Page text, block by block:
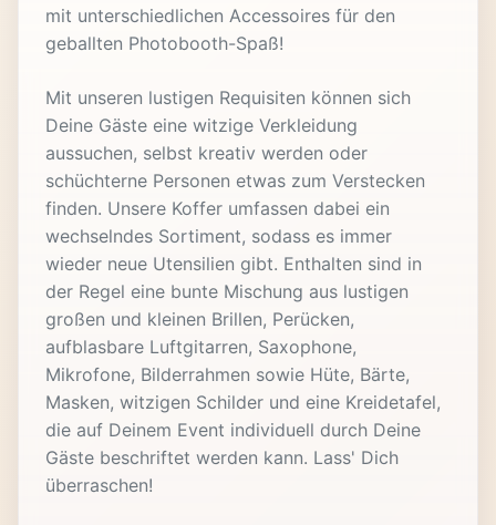
mit unterschiedlichen Accessoires für den
geballten Photobooth-Spaß!
Mit unseren lustigen Requisiten können sich
Deine Gäste eine witzige Verkleidung
aussuchen, selbst kreativ werden oder
schüchterne Personen etwas zum Verstecken
finden. Unsere Koffer umfassen dabei ein
wechselndes Sortiment, sodass es immer
wieder neue Utensilien gibt. Enthalten sind in
der Regel eine bunte Mischung aus lustigen
großen und kleinen Brillen, Perücken,
aufblasbare Luftgitarren, Saxophone,
Mikrofone, Bilderrahmen sowie Hüte, Bärte,
Masken, witzigen Schilder und eine Kreidetafel,
die auf Deinem Event individuell durch Deine
Gäste beschriftet werden kann. Lass' Dich
überraschen!